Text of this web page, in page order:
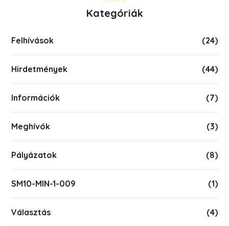
Kategóriák
Felhívások (24)
Hirdetmények (44)
Információk (7)
Meghívók (3)
Pályázatok (8)
SM10-MIN-1-009 (1)
Választás (4)